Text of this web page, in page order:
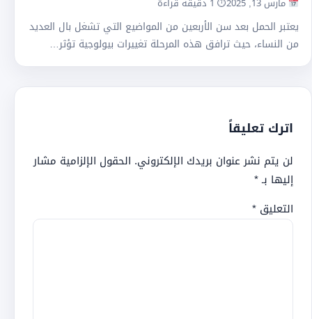
يعتبر الحمل بعد سن الأربعين من المواضيع التي تشغل بال العديد
من النساء، حيث ترافق هذه المرحلة تغييرات بيولوجية تؤثر…
اترك تعليقاً
لن يتم نشر عنوان بريدك الإلكتروني. الحقول الإلزامية مشار
إليها بـ*
التعليق *